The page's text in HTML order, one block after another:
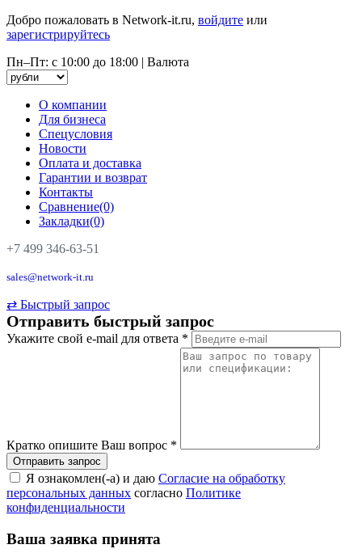
Добро пожаловать в Network-it.ru, войдите или
зарегистрируйтесь
Пн–Пт: с 10:00 до 18:00 | Валюта
О компании
Для бизнеса
Спецусловия
Новости
Оплата и доставка
Гарантии и возврат
Контакты
Сравнение(0)
Закладки(0)
+7 499 346-63-51
sales@network-it.ru
⇄ Быстрый запрос
Отправить быстрый запрос
Укажите свой e-mail для ответа *
Кратко опишите Ваш вопрос *
Я ознакомлен(-а) и даю Согласие на обработку
персональных данных согласно Политике
конфиденциальности
Ваша заявка принята